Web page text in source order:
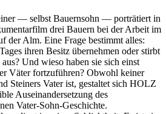
— selbst Bauernsohn — porträtiert in
drei Bauern bei der Arbeit im
der Alm. Eine Frage bestimmt alles:
ihren Besitz übernehmen oder stirbt
Und wieso haben sie sich einst
Väter fortzuführen? Obwohl keiner
Steiners Vater ist, gestaltet sich HOLZ
Auseinandersetzung des
Vater-Sohn-Geschichte.